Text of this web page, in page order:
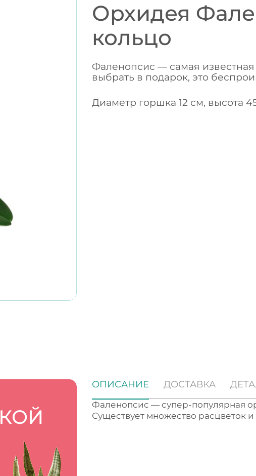
Орхидея
кольцо
Фаленопсис — самая известная
выбрать в подарок, это
Диаметр горшка 12 см, высота
ОПИСАНИЕ ДОСТАВКА
Фаленопсис — супер-популярная
Существует множество расцветок